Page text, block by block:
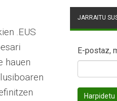
.EUS
hauen
JARRAITU
E-postaz,